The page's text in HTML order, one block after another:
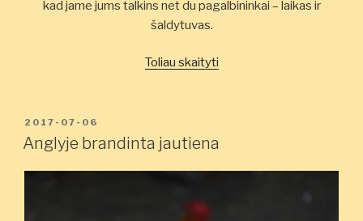
kad jame jums talkins net du pagalbininkai – laikas ir
šaldytuvas.
Toliau skaityti„Šaldytuve
PASKELBTA
2017-07-06
Anglyje brandinta jautiena